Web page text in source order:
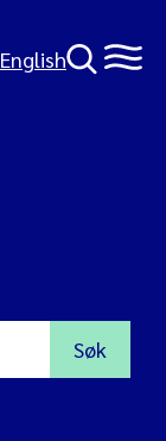
English
Søk